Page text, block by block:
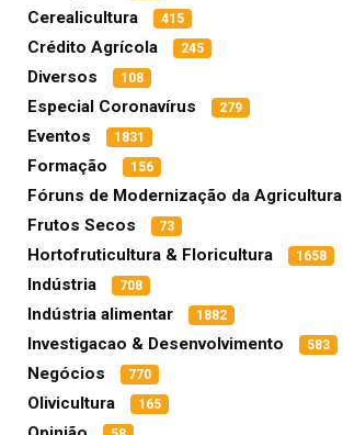
Cerealicultura 415
Crédito Agrícola 245
Diversos 108
Especial Coronavírus 279
Eventos 1831
Formação 156
Fóruns de Modernização da Agricultura
Frutos Secos 73
Hortofruticultura & Floricultura 1658
Indústria 708
Indústria alimentar 1882
Investigacao & Desenvolvimento 583
Negócios 770
Olivicultura 165